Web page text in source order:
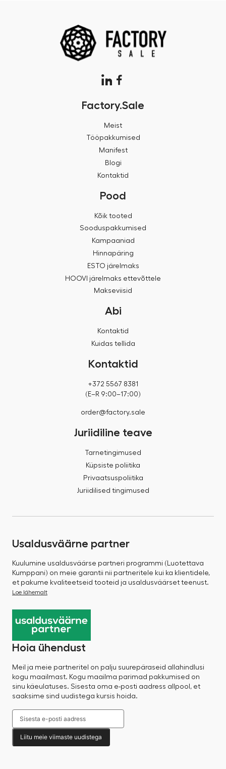
Factory.Sale
Meist
Tööpakkumised
Manifest
Blogi
Kontaktid
Pood
Kõik tooted
Sooduspakkumised
Kampaaniad
Hinnapäring
ESTO järelmaks
HOOVI järelmaks ettevõttele
Makseviisid
Abi
Kontaktid
Kuidas tellida
Kontaktid
+372 5567 8381
(E–R 9:00–17:00)
order@factory.sale
Juriidiline teave
Tarnetingimused
Küpsiste poliitika
Privaatsuspoliitika
Juriidilised tingimused
Usaldusväärne partner
Kuulumine usaldusväärse partneri programmi (Luotettava
Kumppani) on meie garantii nii partneritele kui ka klientidele,
et pakume kvaliteetseid tooteid ja usaldusväärset teenust.
Loe lähemalt
Hoia ühendust
Meil ja meie partneritel on palju suurepäraseid allahindlusi
kogu maailmast. Kogu maailma parimad pakkumised on
sinu käeulatuses. Sisesta oma e-posti aadress allpool, et
saaksime sind uudistega kursis hoida.
Liitu meie viimaste uudistega